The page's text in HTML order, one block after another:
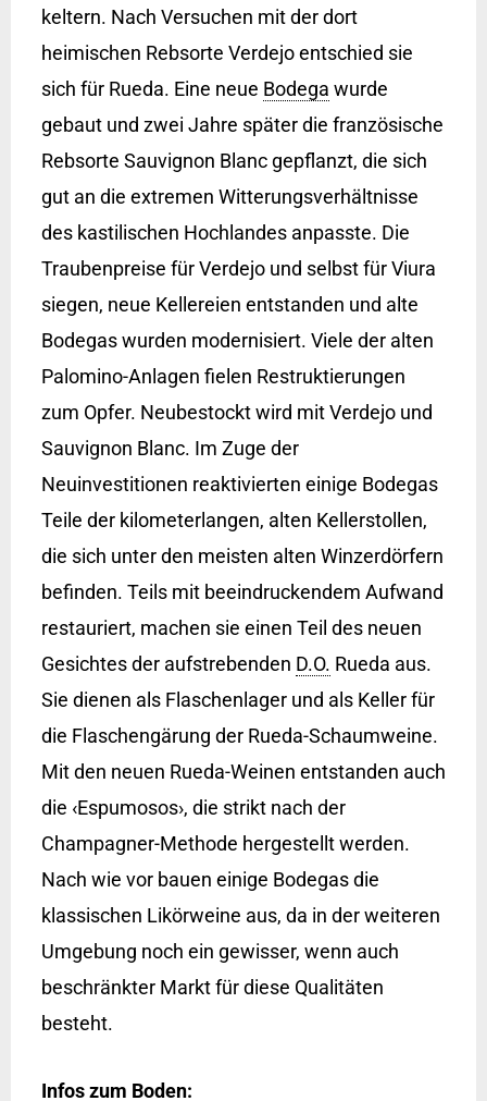
keltern. Nach Versuchen mit der dort
heimischen Rebsorte Verdejo entschied sie
sich für Rueda. Eine neue Bodega wurde
gebaut und zwei Jahre später die französische
Rebsorte Sauvignon Blanc gepflanzt, die sich
gut an die extremen Witterungsverhältnisse
des kastilischen Hochlandes anpasste. Die
Traubenpreise für Verdejo und selbst für Viura
siegen, neue Kellereien entstanden und alte
Bodegas wurden modernisiert. Viele der alten
Palomino-Anlagen fielen Restruktierungen
zum Opfer. Neubestockt wird mit Verdejo und
Sauvignon Blanc. Im Zuge der
Neuinvestitionen reaktivierten einige Bodegas
Teile der kilometerlangen, alten Kellerstollen,
die sich unter den meisten alten Winzerdörfern
befinden. Teils mit beeindruckendem Aufwand
restauriert, machen sie einen Teil des neuen
Gesichtes der aufstrebenden D.O. Rueda aus.
Sie dienen als Flaschenlager und als Keller für
die Flaschengärung der Rueda-Schaumweine.
Mit den neuen Rueda-Weinen entstanden auch
die ‹Espumosos›, die strikt nach der
Champagner-Methode hergestellt werden.
Nach wie vor bauen einige Bodegas die
klassischen Likörweine aus, da in der weiteren
Umgebung noch ein gewisser, wenn auch
beschränkter Markt für diese Qualitäten
besteht.
Infos zum Boden: